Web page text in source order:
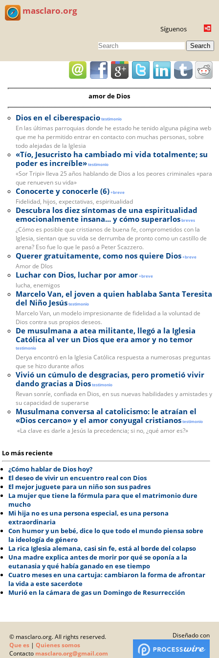
masclaro.org
Síguenos
Search
amor de Dios
Dios en el ciberespaciotestimonio
En las últimas parroquias donde he estado he tenido alguna página web
que me ha permitido entrar en contacto con muchas personas, sobre
todo alejadas de la Iglesia
«Tío, Jesucristo ha cambiado mi vida totalmente; su
poder es increíble»testimonio
«Sor Tripi» lleva 25 años hablando de Dios a los peores criminales «para
que renueven su vida»
Conocerte y conocerle (6)+breve
Fidelidad, hijos, expectativas, espiritualidad
Descubra los diez síntomas de una espiritualidad
emocionalmente insana... y cómo superarlosbreves
¿Cómo es posible que cristianos de buena fe, comprometidos con la
Iglesia, sientan que su vida se derrumba de pronto como un castillo de
arena? Eso fue lo que le pasó a Peter Scazzero.
Querer gratuitamente, como nos quiere Dios+breve
Amor de DIos
Luchar con Dios, luchar por amor+breve
lucha, enemigos
Marcelo Van, el joven a quien hablaba Santa Teresita
del Niño Jesústestimonio
Marcelo Van, un modelo impresionante de fidelidad a la voluntad de
Dios contra sus propios deseos.
De musulmana a atea militante, llegó a la Iglesia
Católica al ver un Dios que era amor y no temor
testimonio
Derya encontró en la Iglesia Católica respuesta a numerosas preguntas
que se hizo durante años
Vivió un cúmulo de desgracias, pero prometió vivir
dando gracias a Diostestimonio
Revan sonríe, confiada en Dios, en sus nuevas habilidades y amistades y
su capacidad de superarse
Musulmana conversa al catolicismo: le atraían el
«Dios cercano» y el amor conyugal cristianostestimonio
«La clave es darle a Jesús la precedencia; si no, ¿qué amor es?»
Lo más reciente
¿Cómo hablar de Dios hoy?
El deseo de vivir un encuentro real con Dios
El mejor juguete para un niño son sus padres
La mujer que tiene la fórmula para que el matrimonio dure
mucho
Mi hija no es una persona especial, es una persona
extraordinaria
Con humor y un bebé, dice lo que todo el mundo piensa sobre
la ideología de género
La rica Iglesia alemana, casi sin fe, está al borde del colapso
Una madre explica antes de morir por qué se oponía a la
eutanasia y qué había ganado en ese tiempo
Cuatro meses en una cartuja: cambiaron la forma de afrontar
la vida a este sacerdote
Murió en la cámara de gas un Domingo de Resurrección
© masclaro.org. All rights reserved.
Que es | Quienes somos
Contacto masclaro.org@gmail.com
Diseñado con